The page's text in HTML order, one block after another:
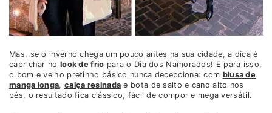
Mas, se o inverno chega um pouco antes na sua cidade, a dica é
caprichar no look de frio para o Dia dos Namorados! E para isso,
o bom e velho pretinho básico nunca decepciona: com blusa de
manga longa, calça resinada e bota de salto e cano alto nos
pés, o resultado fica clássico, fácil de compor e mega versátil.